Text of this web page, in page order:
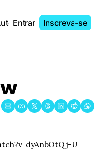
Entrar Inscreva-se
U